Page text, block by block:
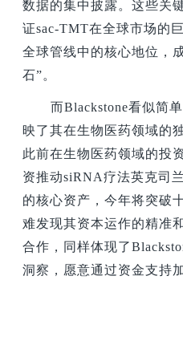
数据的集中披露。这些关
证sac-TMT在全球市场的
全球管线中的核心地位，
石”。
而Blackstone看似简
映了其在生物医药领域的
此前在生物医药领域的投
资推动siRNA疗法英克司
的核心资产，今年将突破
难发现其资本运作的精准
合作，同样体现了
洞察，愿意通过资金支持